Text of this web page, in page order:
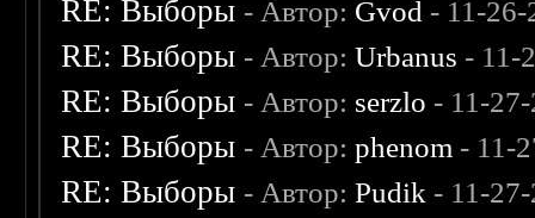
RE: Выборы - Автор: Gvod - 11-
RE: Выборы - Автор:Urbanus - 11-
RE: Выборы - Автор: serzlo - 11-
RE: Выборы - Автор:phenom - 11-
RE: Выборы - Автор:Pudik - 11-